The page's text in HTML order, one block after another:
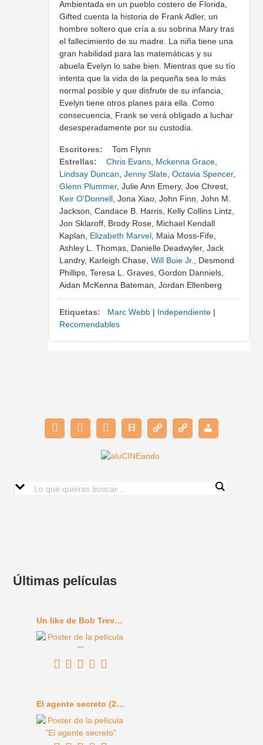
Ambientada en un pueblo costero de Florida,
Gifted cuenta la historia de Frank Adler, un
hombre soltero que cría a su sobrina Mary tras
el fallecimiento de su madre. La niña tiene una
gran habilidad para las matemáticas y su
abuela Evelyn lo sabe bien. Mientras que su tío
intenta que la vida de la pequeña sea lo más
normal posible y que disfrute de su infancia,
Evelyn tiene otros planes para ella. Como
consecuencia, Frank se verá obligado a luchar
desesperadamente por su custodia.
Escritores:
Tom Flynn
Estrellas:
Chris Evans Mckenna Grace
Lindsay Duncan ,Jenny Slate ,Octavia Spencer,
Glenn Plummer, Julie Ann Emery, Joe Chrest,
Keir O'Donnell , Jona Xiao, John Finn, John M.
Jackson, Candace B. Harris, Kelly Collins Lintz,
Jon Sklaroff, Brody Rose, Michael Kendall
Kaplan, Elizabeth Marvel , Maia Moss-Fife,
Ashley L. Thomas, Danielle Deadwyler, Jack
Landry, Karleigh Chase,Will Buie Jr.
, Desmond
Phillips, Teresa L. Graves, Gordon Danniels,
Aidan McKenna Bateman, Jordan Ellenberg
Etiquetas: Marc Webb | Independiente |
Recomendables
Últimas películas
Un like de Bob Trevino (2024)
El agente secreto (2025)